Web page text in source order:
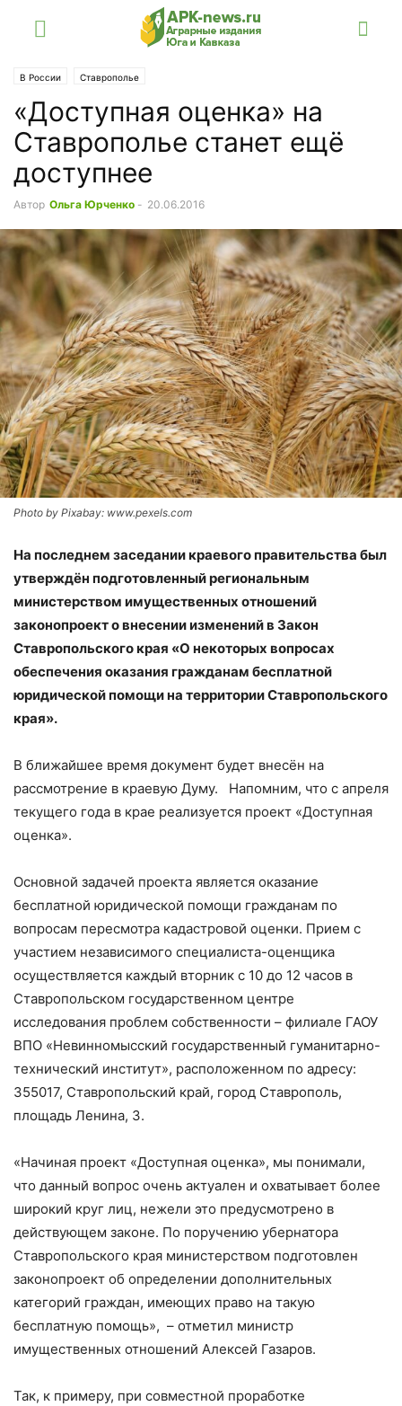
В России Ставрополье
«Доступная оценка» на
Ставрополье станет ещё
доступнее
Автор Ольга Юрченко - 20.06.2016
Photo by Pixabay: www.pexels.com
На последнем заседании краевого правительства был
утверждён подготовленный региональным
министерством имущественных отношений
законопроект о внесении изменений в Закон
Ставропольского края «О некоторых вопросах
обеспечения оказания гражданам бесплатной
юридической помощи на территории Ставропольского
края».
В ближайшее время документ будет внесён на
рассмотрение в краевую Думу. Напомним, что с апреля
текущего года в крае реализуется проект «Доступная
оценка».
Основной задачей проекта является оказание
бесплатной юридической помощи гражданам по
вопросам пересмотра кадастровой оценки. Прием с
участием независимого специалиста-оценщика
осуществляется каждый вторник с 10 до 12 часов в
Ставропольском государственном центре
исследования проблем собственности – филиале ГАОУ
ВПО «Невинномысский государственный гуманитарно-
технический институт», расположенном по адресу:
355017, Ставропольский край, город Ставрополь,
площадь Ленина, 3.
«Начиная проект «Доступная оценка», мы понимали,
что данный вопрос очень актуален и охватывает более
широкий круг лиц, нежели это предусмотрено в
действующем законе. По поручению убернатора
Ставропольского края министерством подготовлен
законопроект об определении дополнительных
категорий граждан, имеющих право на такую
бесплатную помощь», – отметил министр
имущественных отношений Алексей Газаров.
Так, к примеру, при совместной проработке